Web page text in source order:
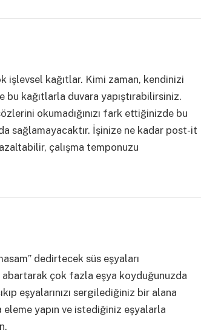
işlevsel kağıtlar. Kimi zaman, kendinizi
bu kağıtlarla duvara yapıştırabilirsiniz.
okumadığınızı fark ettiğinizde bu
sağlamayacaktır. İşinize ne kadar post-it
çalışma temponuzu
dedirtecek süs eşyaları
çok fazla eşya koyduğunuzda
eşyalarınızı sergilediğiniz bir alana
eleme yapın ve istediğiniz eşyalarla